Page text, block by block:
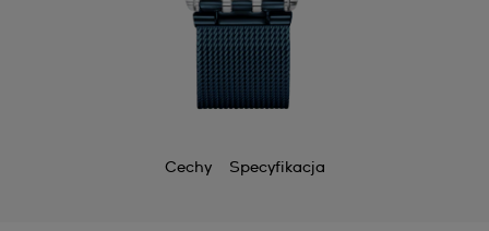
Cechy Specyfikacja